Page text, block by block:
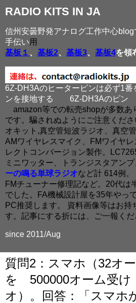
RADIO KITS IN JA
信州安曇野発アナログ工作中心
手伝い用
基板１ 、 基板2、 基板3、 基板4を領
6Z-DH3Aのヒーターピンは必ず1
ンを接地する
6Z-DH3Aのピン
amazon等での転売shopが多数あ
です。騙されぬようにご注意くだ
オキット,真空管短波ラジオ、真空
AMワイヤレスマイク、FMワイヤ
レクトコンバージョン製作。
ミニワッター、トランジスタアン
ーの鳴る単球ラジオなど計 614例
FMチューナー修理記など。20代は
でした。FA機械設計屋を35年やっ
PC推奨します。 資料画像等はお持
す。記事にする折には、ご一報くだ
since 2011/Aug
質問2：スマホ（32オ
を 500000オーム受け
オ）。回答：「スマホ